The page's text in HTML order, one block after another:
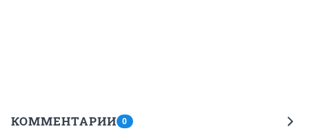
КОММЕНТАРИИ 0